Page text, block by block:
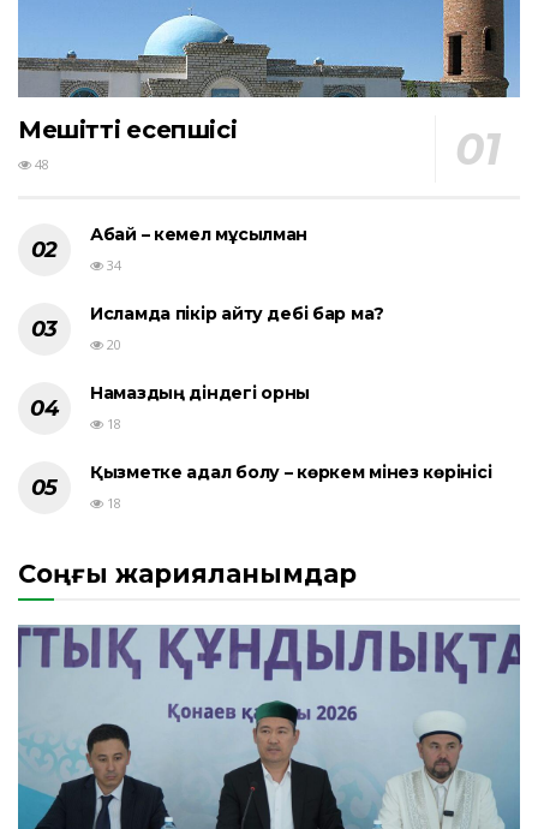
Мешіттің есепшісі
48
Абай – кемел мұсылман
34
Исламда пікір айту әдебі бар ма?
20
Намаздың діндегі орны
18
Қызметке адал болу – көркем мінез көрінісі
18
Соңғы жарияланымдар